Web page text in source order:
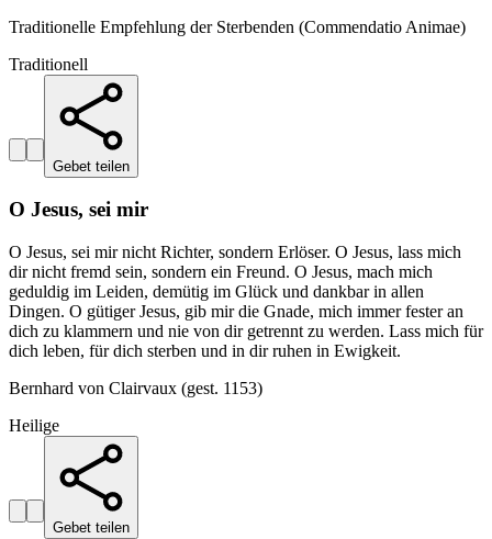
Traditionelle Empfehlung der Sterbenden (Commendatio Animae)
Traditionell
Gebet teilen
O Jesus, sei mir
O Jesus, sei mir nicht Richter, sondern Erlöser. O Jesus, lass mich
dir nicht fremd sein, sondern ein Freund. O Jesus, mach mich
geduldig im Leiden, demütig im Glück und dankbar in allen
Dingen. O gütiger Jesus, gib mir die Gnade, mich immer fester an
dich zu klammern und nie von dir getrennt zu werden. Lass mich für
dich leben, für dich sterben und in dir ruhen in Ewigkeit.
Bernhard von Clairvaux (gest. 1153)
Heilige
Gebet teilen